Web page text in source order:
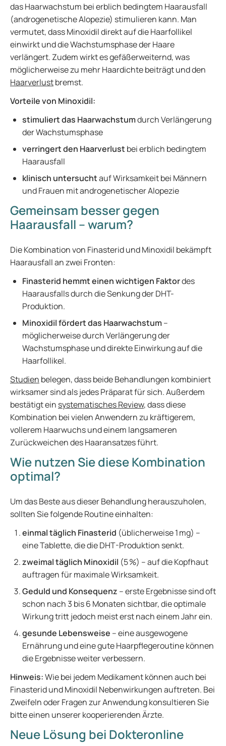
das Haarwachstum bei erblich bedingtem Haarausfall
(androgenetische Alopezie) stimulieren kann. Man
vermutet, dass Minoxidil direkt auf die Haarfollikel
einwirkt und die Wachstumsphase der Haare
verlängert. Zudem wirkt es gefäßerweiternd, was
möglicherweise zu mehr Haardichte beiträgt und den
Haarverlustbremst.
Vorteile von Minoxidil:
stimuliert das Haarwachstumdurch Verlängerung
der Wachstumsphase
verringert den Haarverlust bei erblich bedingtem
Haarausfall
klinisch untersuchtauf Wirksamkeit bei Männern
und Frauen mit androgenetischer Alopezie
Gemeinsam besser gegen
Haarausfall – warum?
Die Kombination von Finasterid und Minoxidil bekämpft
Haarausfall an zwei Fronten:
Finasterid hemmt einen wichtigen Faktordes
Haarausfalls durch die Senkung der DHT-
Produktion.
Minoxidil fördert das Haarwachstum–
möglicherweise durch Verlängerung der
Wachstumsphase und direkte Einwirkung auf die
Haarfollikel.
Studien belegen, dass beide Behandlungen kombiniert
wirksamer sind als jedes Präparat für sich. Außerdem
bestätigt ein systematisches Review, dass diese
Kombination bei vielen Anwendern zu kräftigerem,
vollerem Haarwuchs und einem langsameren
Zurückweichen des Haaransatzes führt.
Wie nutzen Sie diese Kombination
optimal?
Um das Beste aus dieser Behandlung herauszuholen,
sollten Sie folgende Routine einhalten:
einmal täglich Finasterid (üblicherweise 1 mg) –
eine Tablette, die die DHT-Produktion senkt.
zweimal täglich Minoxidil (5 %) – auf die Kopfhaut
auftragen für maximale Wirksamkeit.
Geduld und Konsequenz – erste Ergebnisse sind oft
schon nach 3 bis 6 Monaten sichtbar, die optimale
Wirkung tritt jedoch meist erst nach einem Jahr ein.
gesunde Lebensweise – eine ausgewogene
Ernährung und eine gute Haarpflegeroutine können
die Ergebnisse weiter verbessern.
Hinweis:Wie bei jedem Medikament können auch bei
Finasterid und Minoxidil Nebenwirkungen auftreten. Bei
Zweifeln oder Fragen zur Anwendung konsultieren Sie
bitte einen unserer kooperierenden Ärzte.
Neue Lösung bei Dokteronline